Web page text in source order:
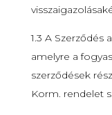
1.3 A Szerződés
amelyre a
szerződések
Korm. rendelet